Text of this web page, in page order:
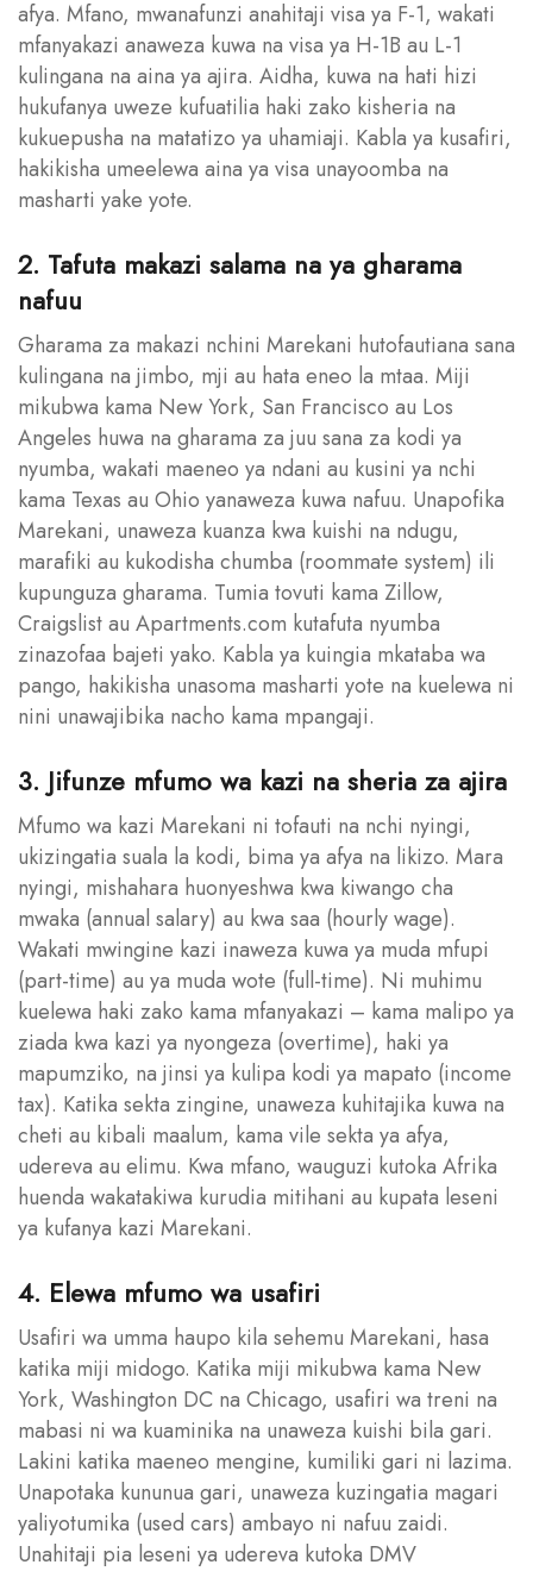
afya. Mfano, mwanafunzi anahitaji visa ya F-1, wakati
mfanyakazi anaweza kuwa na visa ya H-1B au L-1
kulingana na aina ya ajira. Aidha, kuwa na hati hizi
hukufanya uweze kufuatilia haki zako kisheria na
kukuepusha na matatizo ya uhamiaji. Kabla ya kusafiri,
hakikisha umeelewa aina ya visa unayoomba na
masharti yake yote.
2. Tafuta makazi salama na ya gharama
nafuu
Gharama za makazi nchini Marekani hutofautiana sana
kulingana na jimbo, mji au hata eneo la mtaa. Miji
mikubwa kama New York, San Francisco au Los
Angeles huwa na gharama za juu sana za kodi ya
nyumba, wakati maeneo ya ndani au kusini ya nchi
kama Texas au Ohio yanaweza kuwa nafuu. Unapofika
Marekani, unaweza kuanza kwa kuishi na ndugu,
marafiki au kukodisha chumba (roommate system) ili
kupunguza gharama. Tumia tovuti kama Zillow,
Craigslist au Apartments.com kutafuta nyumba
zinazofaa bajeti yako. Kabla ya kuingia mkataba wa
pango, hakikisha unasoma masharti yote na kuelewa ni
nini unawajibika nacho kama mpangaji.
3. Jifunze mfumo wa kazi na sheria za ajira
Mfumo wa kazi Marekani ni tofauti na nchi nyingi,
ukizingatia suala la kodi, bima ya afya na likizo. Mara
nyingi, mishahara huonyeshwa kwa kiwango cha
mwaka (annual salary) au kwa saa (hourly wage).
Wakati mwingine kazi inaweza kuwa ya muda mfupi
(part-time) au ya muda wote (full-time). Ni muhimu
kuelewa haki zako kama mfanyakazi – kama malipo ya
ziada kwa kazi ya nyongeza (overtime), haki ya
mapumziko, na jinsi ya kulipa kodi ya mapato (income
tax). Katika sekta zingine, unaweza kuhitajika kuwa na
cheti au kibali maalum, kama vile sekta ya afya,
udereva au elimu. Kwa mfano, wauguzi kutoka Afrika
huenda wakatakiwa kurudia mitihani au kupata leseni
ya kufanya kazi Marekani.
4. Elewa mfumo wa usafiri
Usafiri wa umma haupo kila sehemu Marekani, hasa
katika miji midogo. Katika miji mikubwa kama New
York, Washington DC na Chicago, usafiri wa treni na
mabasi ni wa kuaminika na unaweza kuishi bila gari.
Lakini katika maeneo mengine, kumiliki gari ni lazima.
Unapotaka kununua gari, unaweza kuzingatia magari
yaliyotumika (used cars) ambayo ni nafuu zaidi.
Unahitaji pia leseni ya udereva kutoka DMV